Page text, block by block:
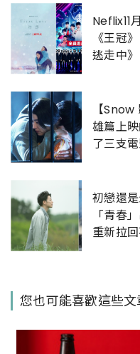
Neflix11
《王冠
逃走中
【
雄篇上
了三支
初戀還
「青春
重新拉
下智久
您也可能喜歡這些文